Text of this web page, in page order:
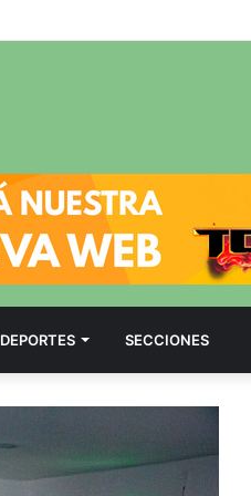
DEPORTES SECCIONES